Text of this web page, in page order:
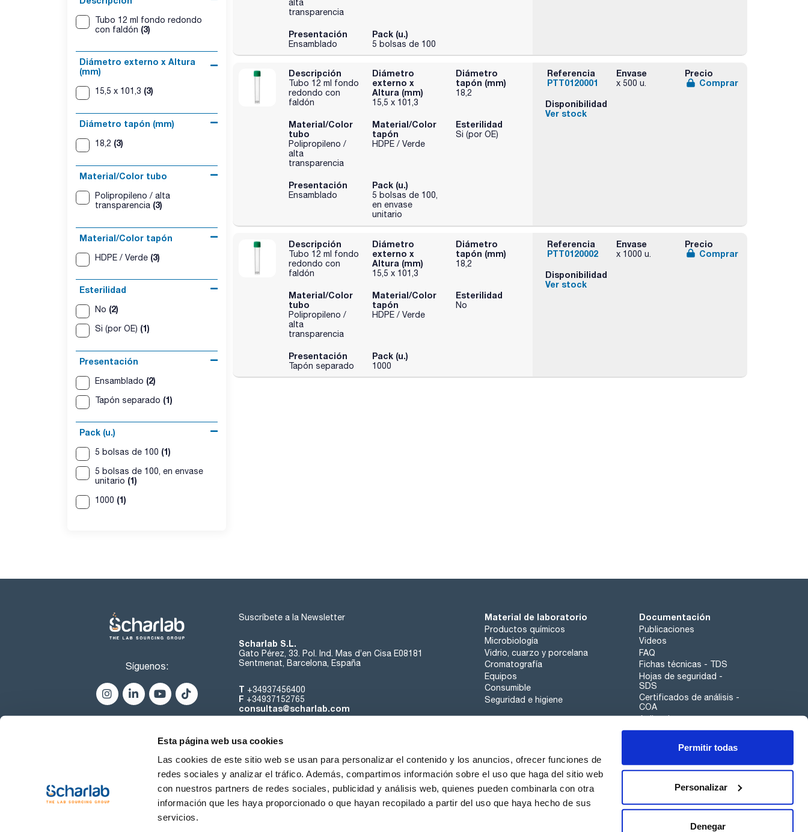
Esta página web usa cookies
Las cookies de este sitio web se usan para personalizar el contenido y los anuncios, ofrecer funciones de
redes sociales y analizar el tráfico. Además, compartimos información sobre el uso que haga del sitio web
con nuestros partners de redes sociales, publicidad y análisis web, quienes pueden combinarla con otra
información que les haya proporcionado o que hayan recopilado a partir del uso que haya hecho de sus
servicios.
Permitir todas
Personalizar
Denegar
Tubo 12 ml fondo redondo
con faldón (3)
Diámetro externo x Altura
(mm)
15,5 x 101,3 (3)
Diámetro tapón (mm)
18,2 (3)
Material/Color tubo
Polipropileno / alta
transparencia (3)
Material/Color tapón
HDPE / Verde (3)
Esterilidad
No (2)
Si (por OE) (1)
Presentación
Ensamblado (2)
Tapón separado (1)
Pack (u.)
5 bolsas de 100 (1)
5 bolsas de 100, en envase
unitario (1)
1000 (1)
alta
transparencia
Presentación
Ensamblado
Pack (u.)
5 bolsas de 100
Descripción
Tubo 12 ml fondo
redondo con
faldón
Diámetro
externo x
Altura (mm)
15,5 x 101,3
Diámetro
tapón (mm)
18,2
Material/Color
tubo
Polipropileno /
alta
transparencia
Material/Color
tapón
HDPE / Verde
Esterilidad
Si (por OE)
Presentación
Ensamblado
Pack (u.)
5 bolsas de 100,
en envase
unitario
Referencia
PTT0120001
Envase
x 500 u.
Precio
Comprar
Disponibilidad
Ver stock
Descripción
Tubo 12 ml fondo
redondo con
faldón
Diámetro
externo x
Altura (mm)
15,5 x 101,3
Diámetro
tapón (mm)
18,2
Material/Color
tubo
Polipropileno /
alta
transparencia
Material/Color
tapón
HDPE / Verde
Esterilidad
No
Presentación
Tapón separado
Pack (u.)
1000
Referencia
PTT0120002
Envase
x 1000 u.
Precio
Comprar
Disponibilidad
Ver stock
Síguenos:
Suscríbete a la Newsletter
Scharlab S.L.
Gato Pérez, 33. Pol. Ind. Mas d’en Cisa E08181
Sentmenat, Barcelona, España
T +34937456400
F +34937152765
consultas@scharlab.com
Material de laboratorio
Productos químicos
Microbiología
Vidrio, cuarzo y porcelana
Cromatografía
Equipos
Consumible
Seguridad e higiene
Documentación
Publicaciones
Videos
FAQ
Fichas técnicas - TDS
Hojas de seguridad -
SDS
Certificados de análisis -
COA
Aplicaciones
Tabla Periódica
Canal de denuncias
Sobre nosotros Contacta Noticias Trabaja con nosotros
Condiciones de uso